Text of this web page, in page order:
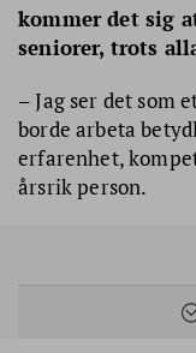
kommer det sig
seniorer, trots
– Jag ser det som
borde arbeta
erfarenhet,
årsrik person.
av samtliga 5 793